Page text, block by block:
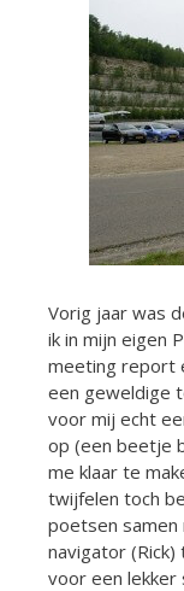
Vorig jaar was
ik in mijn eigen
meeting report
een geweldige
voor mij echt
op (een beetje
me klaar te
twijfelen toch
poetsen samen
navigator
voor een lekker